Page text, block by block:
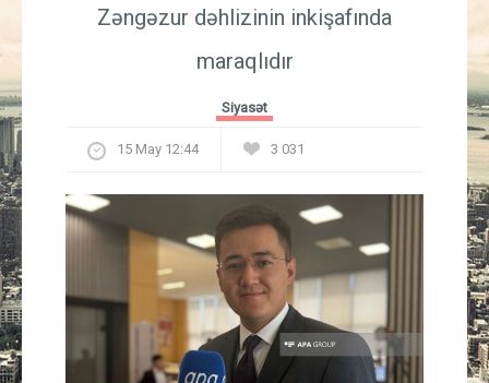
Güney Azərbaycan
Mədəniyyət
Müsahibə
İdman
Zəngəzur dəhlizinin inkişafında
maraqlıdır
Siyasət
15 May 12:44 3 031